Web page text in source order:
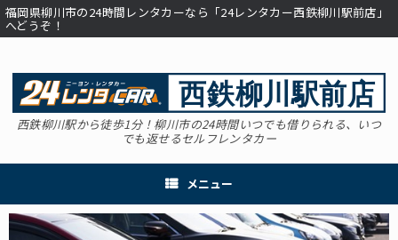
コ
ン
テ
プ
福岡県柳川市の24時間レンタカーなら「24レンタカー西鉄柳川駅前店」
へどうぞ！
西鉄柳川駅から徒歩1分！柳川市の24時間いつでも借りられる、いつ
でも返せるセルフレンタカー
メニュー